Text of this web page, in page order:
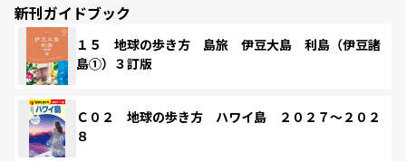
新刊ガイドブック
１５ 地球の歩き方 島旅 伊豆大島 利島（伊豆諸
島①）３訂版
Ｃ０２ 地球の歩き方 ハワイ島 ２０２７～２０２
８